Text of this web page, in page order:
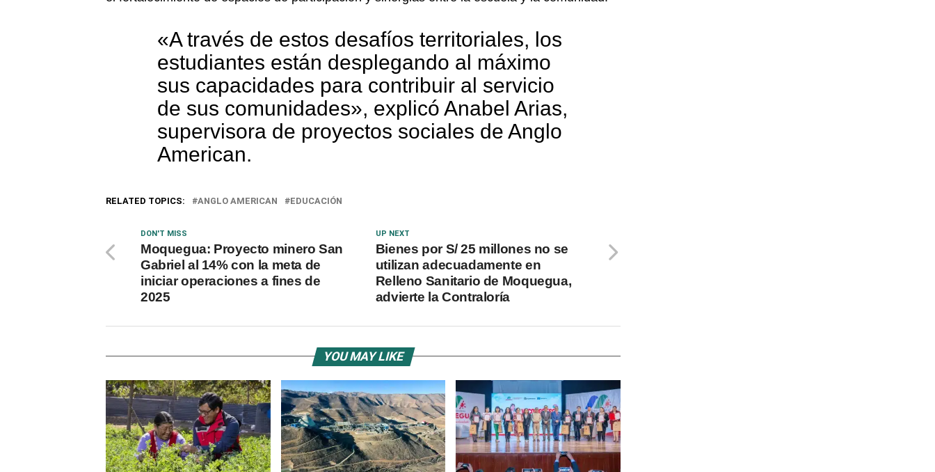
«A través de estos desafíos territoriales, los
estudiantes están desplegando al máximo
sus capacidades para contribuir al servicio
de sus comunidades», explicó Anabel Arias,
supervisora de proyectos sociales de Anglo
American.
RELATED TOPICS: ANGLO AMERICAN EDUCACIÓN
UP NEXT
Bienes por S/ 25 millones no se
utilizan adecuadamente en
Relleno Sanitario de Moquegua,
advierte la Contraloría
DON'T MISS
Moquegua: Proyecto minero San
Gabriel al 14% con la meta de
iniciar operaciones a fines de
2025
YOU MAY LIKE